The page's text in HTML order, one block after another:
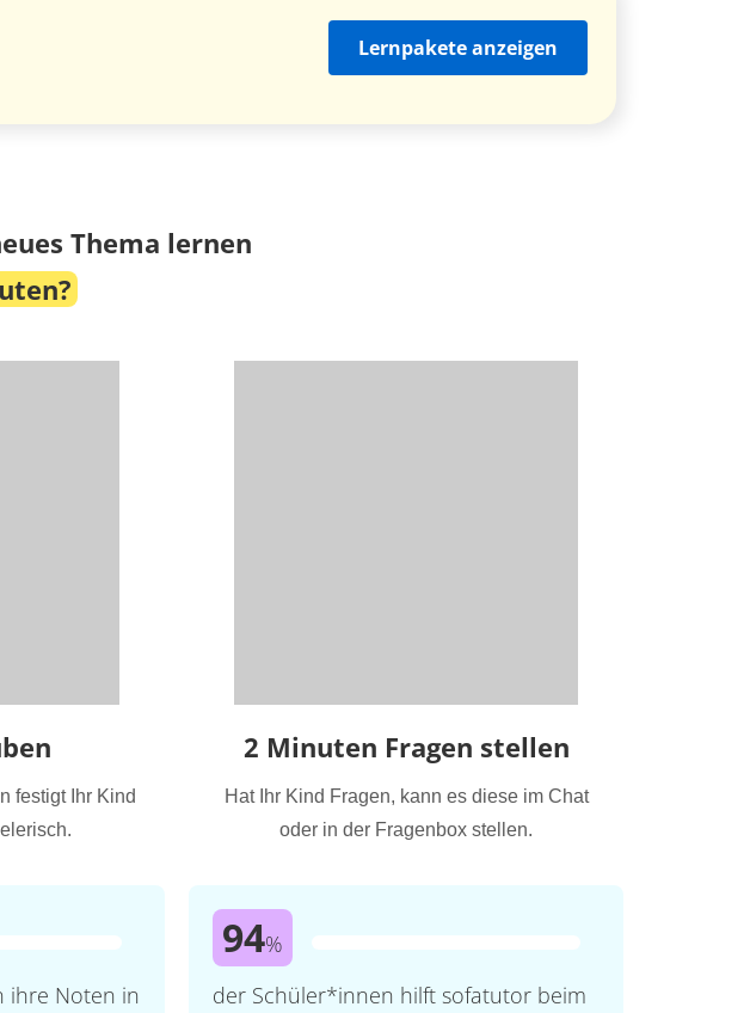
Lernpakete anzeigen
Thema lernen
festigt Ihr Kind
ihre Noten in
2 Minuten Fragen stellen
Hat Ihr Kind Fragen, kann es diese im Chat
oder in der Fragenbox stellen.
94%
der Schüler*innen hilft sofatutor beim